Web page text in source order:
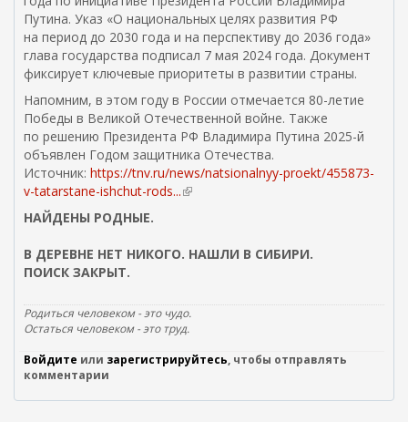
и
e
m
a
)
Путина. Указ «О национальных целях развития РФ
на период до 2030 года и на перспективу до 2036 года»
глава государства подписал 7 мая 2024 года. Документ
фиксирует ключевые приоритеты в развитии страны.
Напомним, в этом году в России отмечается 80-летие
Победы в Великой Отечественной войне. Также
по решению Президента РФ Владимира Путина 2025-й
объявлен Годом защитника Отечества.
Источник: https://tnv.ru/news/natsionalnyy-proekt/455873-
v-tatarstane-ishchut-rods...(
ш
я
я
с
с
НАЙДЕНЫ РОДНЫЕ.
В ДЕРЕВНЕ НЕТ НИКОГО. НАШЛИ В СИБИРИ.
ПОИСК ЗАКРЫТ.
Родиться человеком - это чудо.
Остаться человеком - это труд.
Войдите или зарегистрируйтесь, чтобы отправлять
комментарии